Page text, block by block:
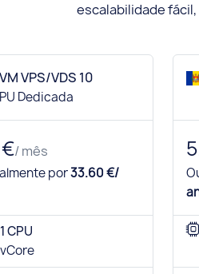
escalabilidade
VPS/VDS 10
Dedicada
/ mês
por33.60 €/
1 CPU
vCore